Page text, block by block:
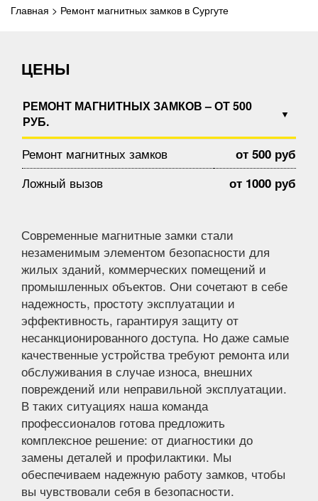
Главная > Ремонт магнитных замков в Сургуте
ЦЕНЫ
РЕМОНТ МАГНИТНЫХ ЗАМКОВ – ОТ 500
РУБ.
Ремонт магнитных замков от 500 руб
Ложный вызов от 1000 руб
Современные магнитные замки стали
незаменимым элементом безопасности для
жилых зданий, коммерческих помещений и
промышленных объектов. Они сочетают в себе
надежность, простоту эксплуатации и
эффективность, гарантируя защиту от
несанкционированного доступа. Но даже самые
качественные устройства требуют ремонта или
обслуживания в случае износа, внешних
повреждений или неправильной эксплуатации.
В таких ситуациях наша команда
профессионалов готова предложить
комплексное решение: от диагностики до
замены деталей и профилактики. Мы
обеспечиваем надежную работу замков, чтобы
вы чувствовали себя в безопасности.